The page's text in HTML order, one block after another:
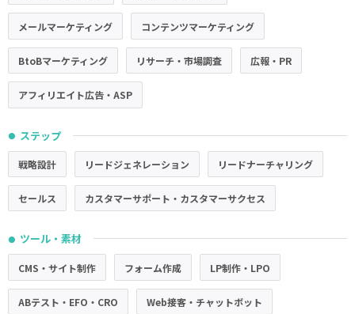
メールマーケティング コンテンツマーケティング
BtoBマーケティング リサーチ・市場調査 広報・PR
アフィリエイト広告・ASP
● ステップ
戦略設計 リードジェネレーション リードナーチャリング
セールス カスタマーサポート・カスタマーサクセス
● ツール・素材
CMS・サイト制作 フォーム作成 LP制作・LPO
ABテスト・EFO・CRO Web接客・チャットボット